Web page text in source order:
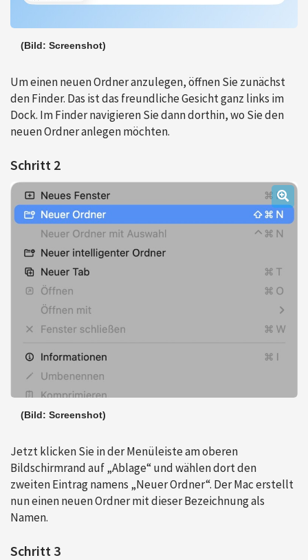
(Bild: Screenshot)
Um einen neuen Ordner anzulegen, öffnen Sie zunächst
den Finder. Das ist das freundliche Gesicht ganz links im
Dock. Im Finder navigieren Sie dann dorthin, wo Sie den
neuen Ordner anlegen möchten.
Schritt 2
(Bild: Screenshot)
Jetzt klicken Sie in der Menüleiste am oberen
Bildschirmrand auf „Ablage“ und wählen dort den
zweiten Eintrag namens „Neuer Ordner“. Der Mac erstellt
nun einen neuen Ordner mit dieser Bezeichnung als
Namen.
Schritt 3